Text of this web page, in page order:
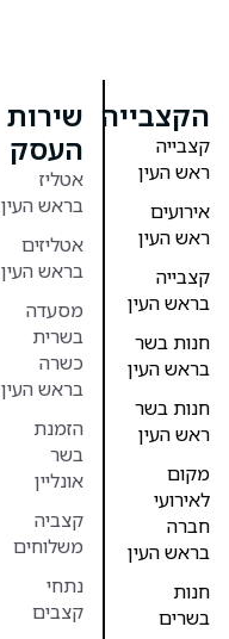
הקצבייה
קצבייה
ראש העין
אירועים
ראש העין
קצבייה
בראש העין
חנות בשר
בראש העין
חנות בשר
ראש העין
מקום
לאירועי
חברה
בראש העין
חנות
בשרים
שירות
העסק
אטליז
בראש העין
אטליזים
בראש העין
מסעדה
בשרית
כשרה
בראש העין
הזמנת
בשר
אונליין
קצביה
משלוחים
נתחי
קצבים